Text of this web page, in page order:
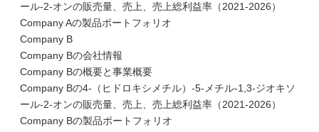
ール-2-オンの販売量、売上、売上総利益率（2021-2026）
Company Aの製品ポートフォリオ
Company B
Company Bの会社情報
Company Bの概要と事業概要
Company Bの4-（ヒドロキシメチル）-5-メチル-1,3-ジオキソ
ール-2-オンの販売量、売上、売上総利益率（2021-2026）
Company Bの製品ポートフォリオ